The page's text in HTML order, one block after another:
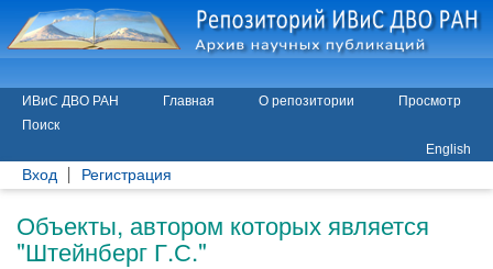
ИВиС ДВО РАН Главная О репозитории
Просмотр
Поиск
English
Вход Регистрация
Объекты, автором которых является
"Штейнберг Г.С."